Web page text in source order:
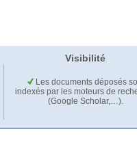
Visibilité
Les documents déposés
indexés par les moteurs de
(Google Scholar,…).